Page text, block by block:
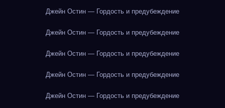
Джейн Остин — Гордость и предубеждение
Джейн Остин — Гордость и предубеждение
Джейн Остин — Гордость и предубеждение
Джейн Остин — Гордость и предубеждение
Джейн Остин — Гордость и предубеждение